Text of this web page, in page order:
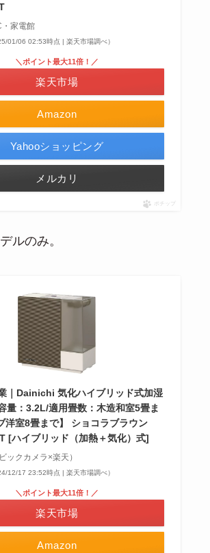
・家電館
01/06 02:53時点 | 楽天市場調べ）
Amazon
＼ポイント最大11倍！／
楽天市場
Yahooショッピング
メルカリ
ポチップ
ルのみ。
｜Dainichi 気化ハイブリッド式加湿
量：3.2L/適用畳数：木造和室5畳ま
洋室8畳まで】 ショコラブラウン
[ハイブリッド（加熱＋気化）式]
ックカメラ×楽天）
12/17 23:52時点 | 楽天市場調べ）
Amazon
＼ポイント最大11倍！／
楽天市場